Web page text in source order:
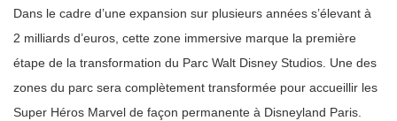
Dans le cadre d’une expansion sur plusieurs années s’élevant à
2 milliards d’euros, cette zone immersive marque la première
étape de la transformation du Parc Walt Disney Studios. Une des
zones du parc sera complètement transformée pour accueillir les
Super Héros Marvel de façon permanente à Disneyland Paris.